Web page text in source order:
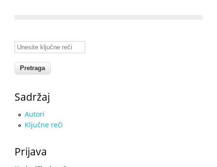
Unesite ključne reči
Sadržaj
Autori
Ključne reči
Prijava